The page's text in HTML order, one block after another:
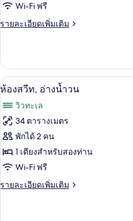
ทริปเปิล,
วิว
Wi-Fi ฟรี
รายละเอียดเพิ่มเติม
ราย
เกี่ยว
กับ
ห้อง
วิว
สวน
เปิด
ภาพถ่าย
ทั้งหมด
ของ
ห้อง
สวีท,
อ่าง
5
ห้องสวีท, อ่างน้ำวน
วิวทะเล
34 ตารางเมตร
พักได้ 2 คน
1 เตียงสำหรับสองท่าน
Wi-Fi ฟรี
รายละเอียดเพิ่มเติม
ราย